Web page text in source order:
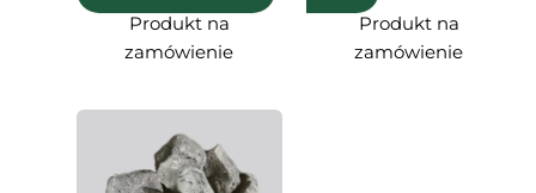
Produkt na
zamówienie
Produkt na
zamówienie